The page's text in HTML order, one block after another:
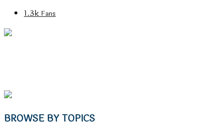
1.3kFans
BROWSE BY TOPICS